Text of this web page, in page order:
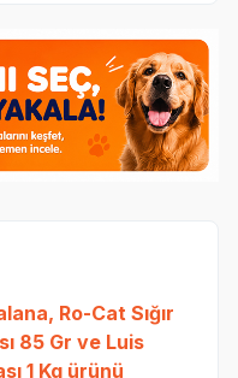
Ro-Cat Sığır
85 Gr ve Luis
1 Kg ürünü